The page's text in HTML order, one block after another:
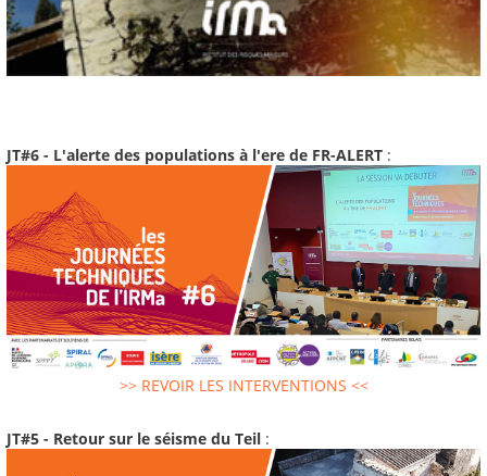
JT#6 - L'alerte des populations à l'ere de FR-ALERT :
>> REVOIR LES INTERVENTIONS <<
JT#5 - Retour sur le séisme du Teil :